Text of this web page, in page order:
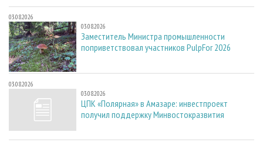
03.08.2026
03.08.2026
Заместитель Министра промышленности
поприветствовал участников PulpFor 2026
03.08.2026
03.08.2026
ЦПК «Полярная» в Амазаре: инвестпроект
получил поддержку Минвостокразвития